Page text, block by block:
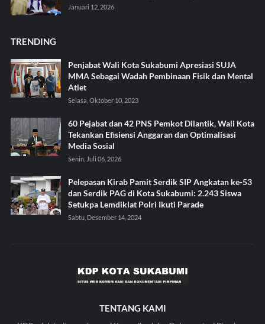
Januari 12, 2026
TRENDING
Penjabat Wali Kota Sukabumi Apresiasi SUJA
MMA Sebagai Wadah Pembinaan Fisik dan Mental
Atlet
Selasa, Oktober 10, 2023
60 Pejabat dan 42 PNS Pemkot Dilantik, Wali Kota
Tekankan Efisiensi Anggaran dan Optimalisasi
Media Sosial
Senin, Juli 06, 2026
Pelepasan Kirab Pamit Serdik SIP Angkatan ke-53
dan Serdik PAG di Kota Sukabumi: 2.243 Siswa
Setukpa Lemdiklat Polri Ikuti Parade
Sabtu, Desember 14, 2024
TENTANG KAMI